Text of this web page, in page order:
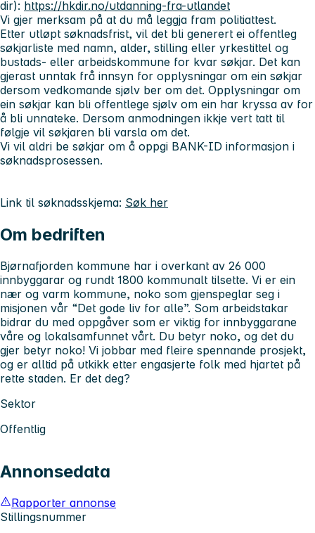
dir): https://hkdir.no/utdanning-fra-utlandet
Vi gjer merksam på at du må leggja fram politiattest.
Etter utløpt søknadsfrist, vil det bli generert ei offentleg
søkjarliste med namn, alder, stilling eller yrkestittel og
bustads- eller arbeidskommune for kvar søkjar. Det kan
gjerast unntak frå innsyn for opplysningar om ein søkjar
dersom vedkomande sjølv ber om det. Opplysningar om
ein søkjar kan bli offentlege sjølv om ein har kryssa av for
å bli unnateke. Dersom anmodningen ikkje vert tatt til
følgje vil søkjaren bli varsla om det.
Vi vil aldri be søkjar om å oppgi BANK-ID informasjon i
søknadsprosessen.
Link til søknadsskjema: Søk her
Om bedriften
Bjørnafjorden kommune har i overkant av 26 000
innbyggarar og rundt 1800 kommunalt tilsette. Vi er ein
nær og varm kommune, noko som gjenspeglar seg i
misjonen vår “Det gode liv for alle”. Som arbeidstakar
bidrar du med oppgåver som er viktig for innbyggarane
våre og lokalsamfunnet vårt. Du betyr noko, og det du
gjer betyr noko! Vi jobbar med fleire spennande prosjekt,
og er alltid på utkikk etter engasjerte folk med hjartet på
rette staden. Er det deg?
Sektor
Offentlig
Annonsedata
Rapporter annonse
Stillingsnummer